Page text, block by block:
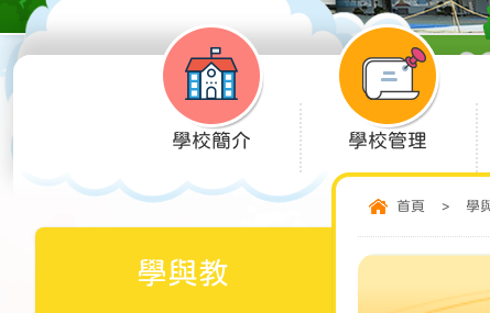
學校簡介 學校管理
首頁 > 學
學與教